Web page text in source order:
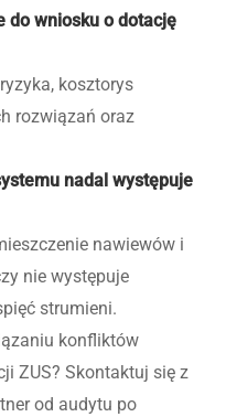
do wniosku o dotację
kosztorys
rozwiązań oraz
nadal występuje
nawiewów i
nie występuje
strumieni.
konfliktów
ZUS? Skontaktuj się z
od audytu po